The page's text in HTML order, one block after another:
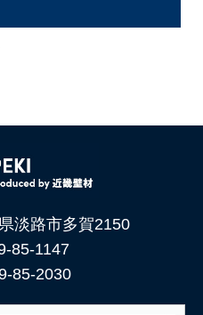
淡路市多賀2150
85-1147
85-2030